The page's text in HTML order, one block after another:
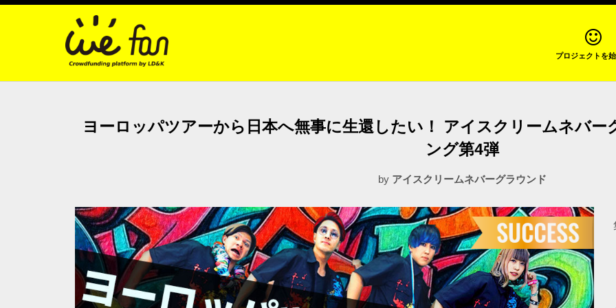
プロジェクトを
ヨーロッパツアーから日本へ無事に生還したい！ アイスクリームネバ
ング第4弾
by アイスクリームネバーグラウンド